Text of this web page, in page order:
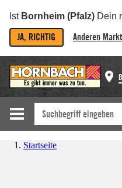
Ist Bornheim (Pfalz) Dein
JA, RICHTIG Anderen
Startseite